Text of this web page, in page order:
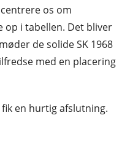
os om
op i tabellen. Det bliver
de solide SK 1968
med en placering
en hurtig afslutning.